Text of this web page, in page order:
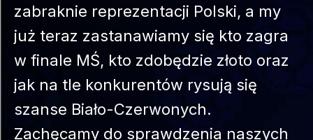
zabraknie reprezentacji Polski, a my
już teraz zastanawiamy się kto zagra
w finale MŚ, kto zdobędzie złoto oraz
jak na tle konkurentów rysują się
szanse Biało-Czerwonych.
Zachęcamy do sprawdzenia naszych